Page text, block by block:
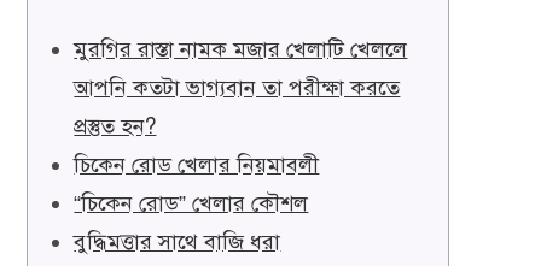
মুরগির রাস্তা নামক মজার খেলাটি খেললে
আপনি কতটা ভাগ্যবান তা পরীক্ষা করতে
প্রস্তুত হন?
চিকেন রোড খেলার নিয়মাবলী
“চিকেন রোড” খেলার কৌশল
বুদ্ধিমত্তার সাথে বাজি ধরা